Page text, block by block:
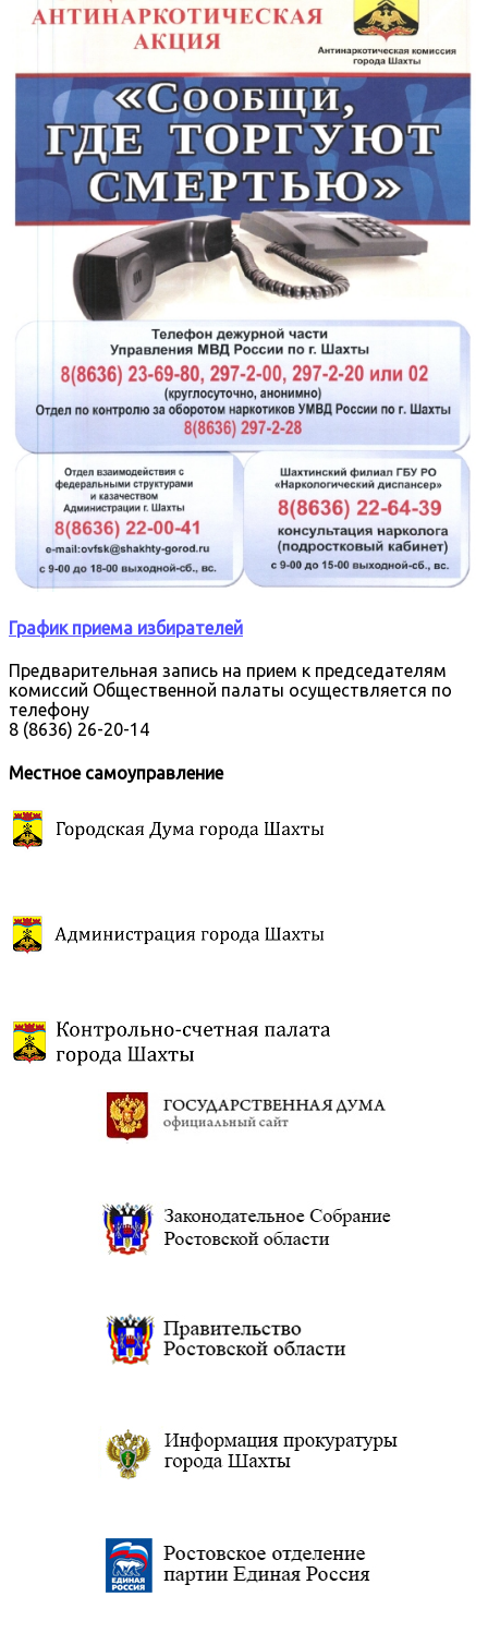
График приема избирателей
Предварительная запись на прием к председателям
комиссий Общественной палаты осуществляется по
телефону
8 (8636) 26-20-14
Местное самоуправление